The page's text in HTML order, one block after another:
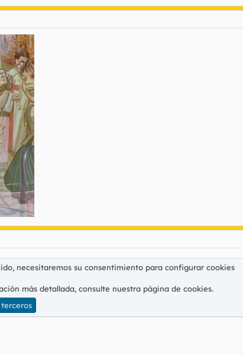
necesitaremos su consentimiento para configurar cookies
más detallada, consulte nuestra página de cookies.